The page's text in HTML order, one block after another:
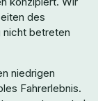
des
nicht betreten
niedrigen
Fahrerlebnis.